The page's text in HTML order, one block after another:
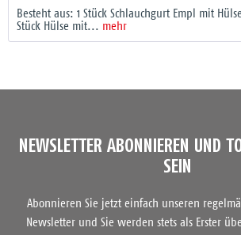
Besteht aus: 1 Stück Schlauchgurt Empl mit Hülse
Stück Hülse mit... mehr
NEWSLETTER ABONNIEREN UND
SEIN
Abonnieren Sie jetzt einfach unseren
Newsletter und Sie werden stets als Erster